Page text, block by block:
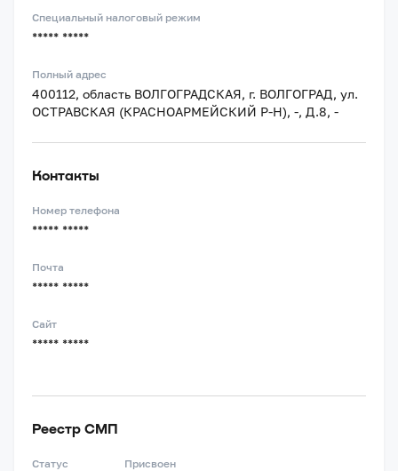
Специальный налоговый режим
***** *****
Полный адрес
400112, область ВОЛГОГРАДСКАЯ, г. ВОЛГОГРАД, ул.
ОСТРАВСКАЯ (КРАСНОАРМЕЙСКИЙ Р-Н), -, Д.8, -
Контакты
Номер телефона
***** *****
Почта
***** *****
Сайт
***** *****
Реестр СМП
Статус Присвоен